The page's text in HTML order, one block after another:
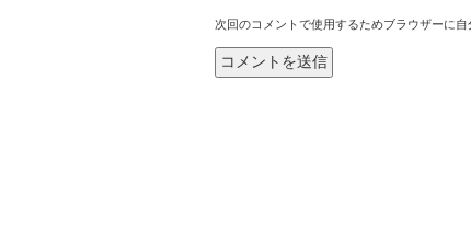
次回のコメントで使用するためブラウザーに